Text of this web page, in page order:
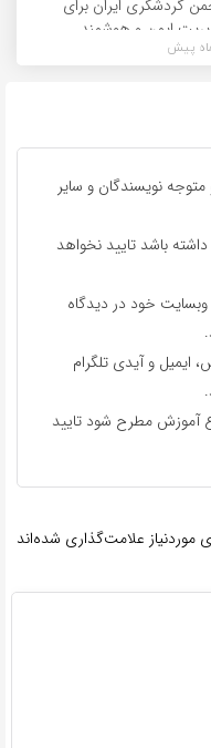
گردشگری ایران برای
ایمن و هوشمند
نویسندگان و سایر
باشد تایید نخواهد
وبسایت خود در دیدگاه
ایمیل و آیدی تلگرام
آموزش مطرح شود تایید
علامت‌گذاری شده‌اند